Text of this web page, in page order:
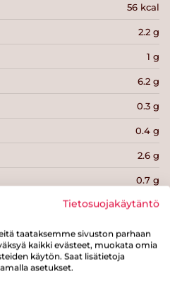
56 kcal
2.2 g
1 g
6.2 g
0.3 g
0.4 g
2.6 g
0.7 g
Jaa tuote
Tietosuojakäytäntö
taataksemme sivuston parhaan
kaikki evästeet, muokata omia
käytön. Saat lisätietoja
asetukset.